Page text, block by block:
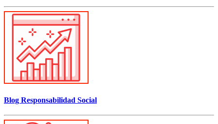
Blog Responsabilidad Social